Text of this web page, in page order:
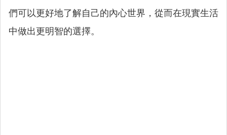
們可以更好地了解自己的內心世界，從而在現實生活
中做出更明智的選擇。